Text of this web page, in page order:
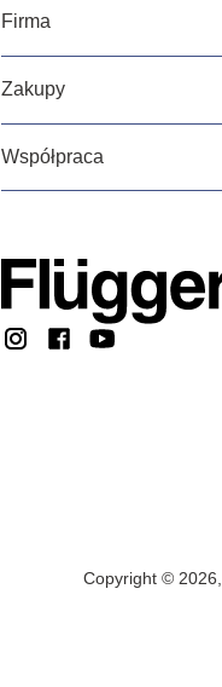
Firma
Zakupy
Współpraca
Copyright ©